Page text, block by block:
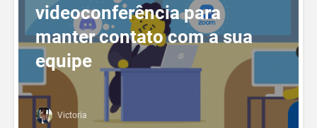
videoconferência para
manter contato com a sua
equipe
Victoria